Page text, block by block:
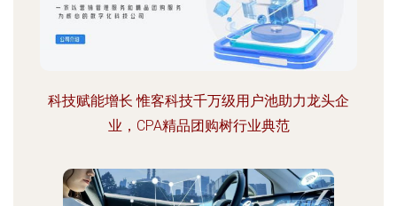
科技赋能增长 惟客科技千万级用户池助力龙头企
业，CPA精品团购树行业典范